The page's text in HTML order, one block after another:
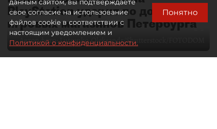
PlayStation ударит по доходам
игровых магазинов Петербурга
Автор фото:Lutsenko_Oleksandr/Shutterstock/FOTODOM
данным сайтом, вы подтверждаете
свое согласие на использование
файлов cookie в соответствии с
настоящим уведомлением и
Политикой о конфиденциальности.
Понятно